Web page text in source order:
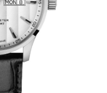
+420 775 138 346